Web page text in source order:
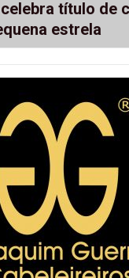
título de
estrela